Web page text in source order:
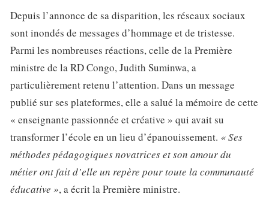
Depuis l’annonce de sa disparition, les réseaux sociaux
sont inondés de messages d’hommage et de tristesse.
Parmi les nombreuses réactions, celle de la Première
ministre de la RD Congo, Judith Suminwa, a
particulièrement retenu l’attention. Dans un message
publié sur ses plateformes, elle a salué la mémoire de cette
« enseignante passionnée et créative » qui avait su
transformer l’école en un lieu d’épanouissement. « Ses
méthodes pédagogiques novatrices et son amour du
métier ont fait d’elle un repère pour toute la communauté
éducative », a écrit la Première ministre.